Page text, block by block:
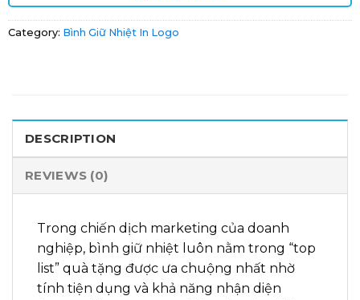
Category: Bình Giữ Nhiệt In Logo
DESCRIPTION
REVIEWS (0)
Trong chiến dịch marketing của doanh
nghiệp, bình giữ nhiệt luôn nằm trong “top
list” quà tặng được ưa chuộng nhất nhờ
tính tiện dụng và khả năng nhận diện